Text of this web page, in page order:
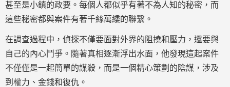
甚至是小鎮的政要。每個人都似乎有著不為人知的秘密，而
這些秘密都與案件有著千絲萬縷的聯繫。
在調查過程中，偵探不僅要面對外界的阻撓和壓力，還要與
自己的內心鬥爭。隨著真相逐漸浮出水面，他發現這起案件
不僅僅是一起簡單的謀殺，而是一個精心策劃的陰謀，涉及
到權力、金錢和復仇。